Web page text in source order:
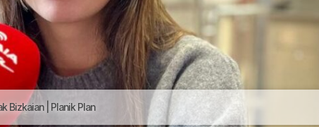
Bizkaian | Planik Plan